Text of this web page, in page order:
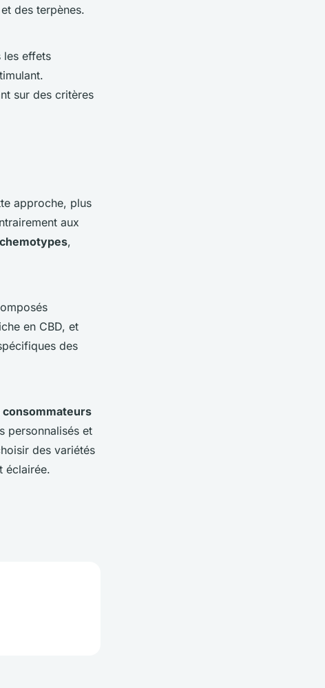
des terpènes.
les effets
sur des critères
approche, plus
aux
chemotypes,
en CBD, et
des
personnalisés et
des variétés
éclairée.